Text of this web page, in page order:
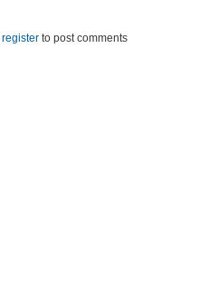
register to post comments